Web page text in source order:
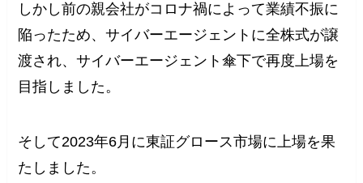
しかし前の親会社がコロナ禍によって業績不振に
陥ったため、サイバーエージェントに全株式が譲
渡され、サイバーエージェント傘下で再度上場を
目指しました。
そして2023年6月に東証グロース市場に上場を果
たしました。